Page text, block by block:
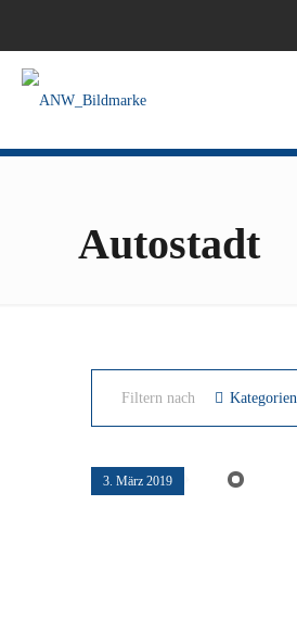
Autostadt
Filtern nach Kategorien
3. März 2019